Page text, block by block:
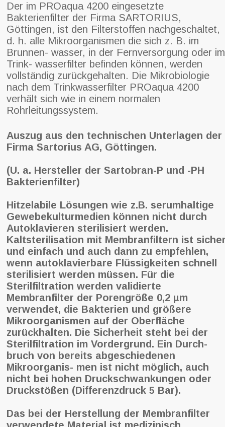
Der im PROaqua 4200 eingesetzte
Bakterienfilter der Firma SARTORIUS,
Göttingen, ist den Filterstoffen nachgeschaltet,
d. h. alle Mikroorganismen die sich z. B. im
Brunnen- wasser, in der Fernversorgung oder im
Trink- wasserfilter befinden können, werden
vollständig zurückgehalten. Die Mikrobiologie
nach dem Trinkwasserfilter PROaqua 4200
verhält sich wie in einem normalen
Rohrleitungssystem.
Auszug aus den technischen Unterlagen der
Firma Sartorius AG, Göttingen.
(U. a. Hersteller der Sartobran-P und -PH
Bakterienfilter)
Hitzelabile Lösungen wie z.B. serumhaltige
Gewebekulturmedien können nicht durch
Autoklavieren sterilisiert werden.
Kaltsterilisation mit Membranfiltern ist
und einfach und auch dann zu empfehlen,
wenn autoklavierbare Flüssigkeiten schnell
sterilisiert werden müssen. Für die
Sterilfiltration werden validierte
Membranfilter der Porengröße 0,2 µm
verwendet, die Bakterien und größere
Mikroorganismen auf der Oberfläche
zurückhalten. Die Sicherheit steht bei der
Sterilfiltration im Vordergrund. Ein Durch-
bruch von bereits abgeschiedenen
Mikroorganis- men ist nicht möglich, auch
nicht bei hohen Druckschwankungen oder
Druckstößen (Differenzdruck 5 Bar).
Das bei der Herstellung der Membranfilter